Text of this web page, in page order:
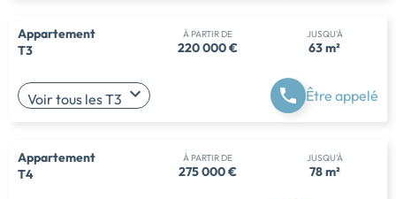
Appartement
T3
À PARTIR DE
220 000 €
JUSQU'À
63 m²
Voir tous les T3 Être appelé
Appartement
T4
À PARTIR DE
275 000 €
JUSQU'À
78 m²